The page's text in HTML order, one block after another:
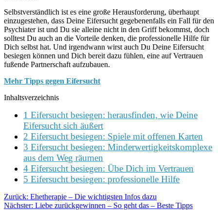
Selbstverständlich ist es eine große Herausforderung, überhaupt
einzugestehen, dass Deine Eifersucht gegebenenfalls ein Fall für den
Psychiater ist und Du sie alleine nicht in den Griff bekommst, doch
solltest Du auch an die Vorteile denken, die professionelle Hilfe für
Dich selbst hat. Und irgendwann wirst auch Du Deine Eifersucht
besiegen können und Dich bereit dazu fühlen, eine auf Vertrauen
fußende Partnerschaft aufzubauen.
Mehr Tipps gegen Eifersucht
Inhaltsverzeichnis
1 Eifersucht besiegen: herausfinden, wie Deine
Eifersucht sich äußert
2 Eifersucht besiegen: Spiele mit offenen Karten
3 Eifersucht besiegen: Minderwertigkeitskomplexe
aus dem Weg räumen
4 Eifersucht besiegen: Übe Dich im Vertrauen
5 Eifersucht besiegen: professionelle Hilfe
Zurück: Ehetherapie – Die wichtigsten Infos dazu
Nächster: Liebe zurückgewinnen – So geht das – Beste Tipps